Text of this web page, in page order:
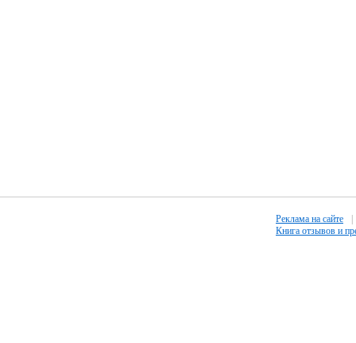
Реклама на сайте
Книга отзывов и